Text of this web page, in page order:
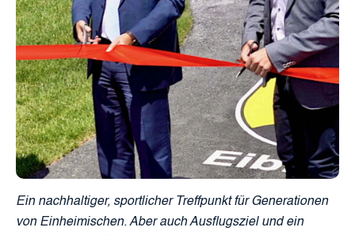
Ein nachhaltiger, sportlicher Treffpunkt für Generationen
von Einheimischen. Aber auch Ausflugsziel und ein